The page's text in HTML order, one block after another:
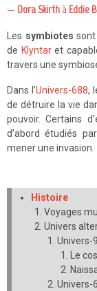
— Dora Skirth à Eddie
Les symbiotes
de Klyntaret
travers une
Dans l’Univers-688,
de détruire la vie
pouvoir. Certains
d’abord étudiés
mener une invasion.
Histoire
Voyages
Univers
Univers-
Le
Univers-